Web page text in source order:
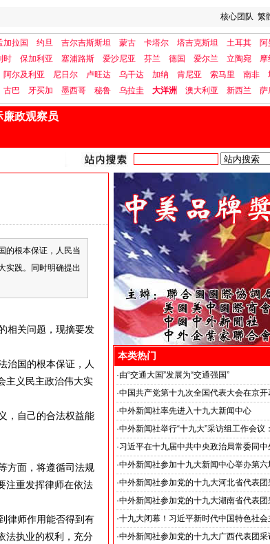
核心团队 繁
加拉国 约旦 吉尔吉斯斯坦 蒙古 卡塔尔 塔吉克斯坦 土耳其
阿
时 保加利亚 塞浦路斯 爱沙尼亚 芬兰 德国 爱尔兰 立陶宛
摩
阿尔及利亚 尼日尔 卢旺达 乌干达 加纳 肯尼亚 索马里 南非
古巴 牙买加 墨西哥 秘鲁 乌拉圭 大洋洲 澳大利亚 新西兰 萨
廉政观察员
的根本保证，人民当
实践。同时明确提出
相关问题，现摘要发
治国的根本保证，人
主义民主政治伟大实
，自己的合法权益能
方面，将遵循司法规
注重发挥律师在依法
律师作用能否得到有
法执业的权利，充分
本类热门
·由“交通大国”发展为“交通强国”
·中国共产党第十九次全国代表大会在京开
·中外新闻社率先进入十九大新闻中心
·中外新闻社举行“十九大”采访组工作会议：
·习近平在十九届中共中央政治局常委同中
见面时强调
·中外新闻社参加十九大新闻中心举办第六
采访活动,主题为“教育综合改革”
·中外新闻社参加党的十九大河北省代表团
·中外新闻社参加党的十九大湖南省代表团
·十九大闭幕！习近平新时代中国特色社会
想写入党章
·中外新闻社参加党的十九大广西代表团采